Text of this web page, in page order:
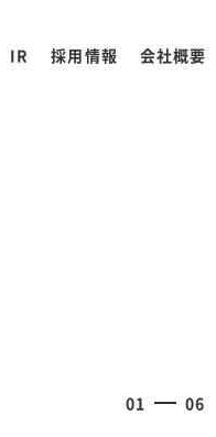
IR 採用情報 会社概要
01 06